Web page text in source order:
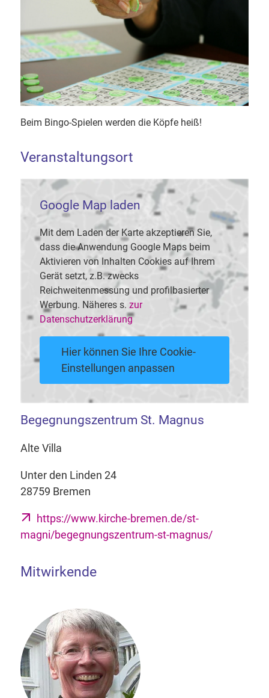
Beim Bingo-Spielen werden die Köpfe heiß!
Veranstaltungsort
Google Map laden
Mit dem Laden der Karte akzeptieren Sie,
dass die Anwendung Google Maps beim
Aktivieren von Inhalten Cookies auf Ihrem
Gerät setzt, z.B. zwecks
Reichweitenmessung und profilbasierter
Werbung. Näheres s. zur
Datenschutzerklärung
Hier können Sie Ihre Cookie-
Einstellungen anpassen
Begegnungszentrum St. Magnus
Alte Villa
Unter den Linden 24
28759 Bremen
https://www.kirche-bremen.de/st-
magni/begegnungszentrum-st-magnus/
Mitwirkende